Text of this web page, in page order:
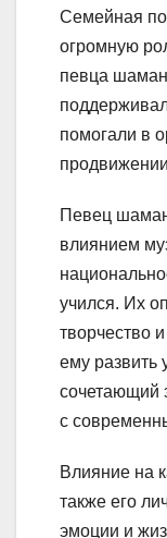
Семейная
огромную
певца
помогали в
Певец
влиянием
учился. Их
творчество
ему развить
сочетающий
с
Влияние на
также его
эмоции и